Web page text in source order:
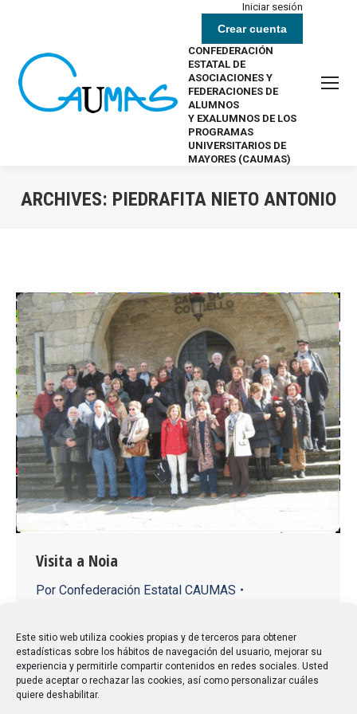
Este sitio web utiliza cookies propias y de terceros para obtener
estadísticas sobre los hábitos de navegación del usuario, mejorar su
experiencia y permitirle compartir contenidos en redes sociales. Usted
puede aceptar o rechazar las cookies, así como personalizar cuáles
quiere deshabilitar.
Iniciar sesión
Crear cuenta
CONFEDERACIÓN
ESTATAL DE
ASOCIACIONES Y
FEDERACIONES DE
ALUMNOS
Y EXALUMNOS DE LOS
PROGRAMAS
UNIVERSITARIOS DE
MAYORES (CAUMAS)
ARCHIVES: PIEDRAFITA NIETO ANTONIO
Visita a Noia
Por Confederación Estatal CAUMAS
Arredor das dez da mañá puxémonos en marcha
rumbo a Noia 38 alumnos e alumnas de diferentes
cursos da Universidade para maiores de 55 anos,
máis a profesora Rita, que resultou ser a persoa máis